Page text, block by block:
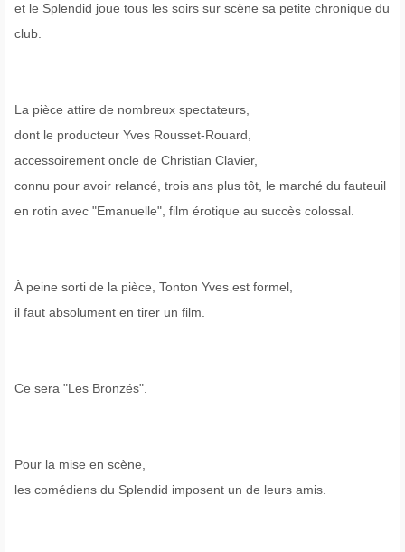
et le Splendid joue tous les soirs sur scène sa petite chronique du
club.
La pièce attire de nombreux spectateurs,
dont le producteur Yves Rousset-Rouard,
accessoirement oncle de Christian Clavier,
connu pour avoir relancé, trois ans plus tôt, le marché du fauteuil
en rotin avec "Emanuelle", film érotique au succès colossal.
À peine sorti de la pièce, Tonton Yves est formel,
il faut absolument en tirer un film.
Ce sera "Les Bronzés".
Pour la mise en scène,
les comédiens du Splendid imposent un de leurs amis.